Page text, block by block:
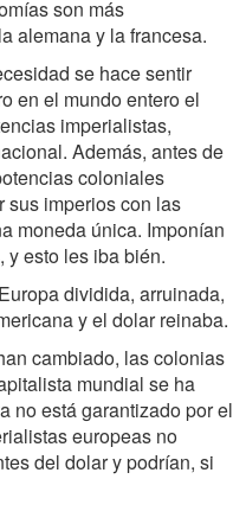
son más
alemana y la francesa.
se hace sentir
en el mundo entero el
imperialistas,
Además, antes de
coloniales
sus imperios con las
moneda única. Imponían
y esto les iba bién.
dividida, arruinada,
y el dolar reinaba.
cambiado, las colonias
mundial se ha
no está garantizado por el
europeas no
del dolar y podrían, si